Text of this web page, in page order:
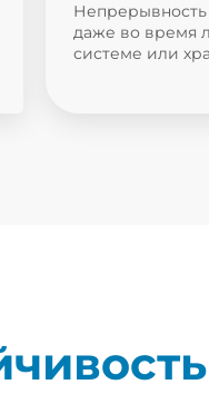
Непрерывность
даже во время
системе или